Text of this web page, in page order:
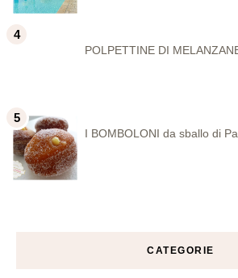
POLPETTINE DI
I BOMBOLONI da sballo di
CATEGORIE